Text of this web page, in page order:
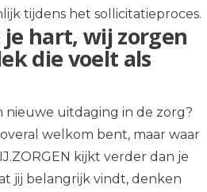
tijdens het sollicitatieproces.
hart, wij zorgen
die voelt als
nieuwe uitdaging in de zorg?
welkom bent, maar waar
kijkt verder dan je
jij belangrijk vindt, denken